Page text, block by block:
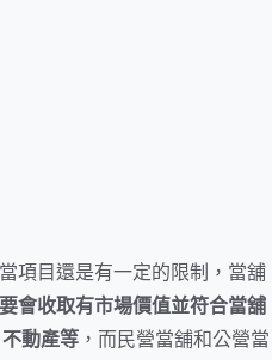
項目還是有一定的限制，當舖
會收取有市場價值並符合當舖
動產等 ，而民營當舖和公營當